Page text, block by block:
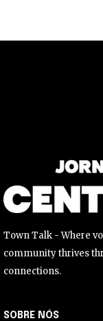
Li e aceito aPolítica
Town Talk - Where
community thrives
connections.
SOBRE NÓS